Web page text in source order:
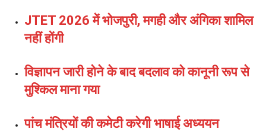
JTET 2026 में भोजपुरी, मगही और अंगिका शामिल
नहीं होंगी
विज्ञापन जारी होने के बाद बदलाव को कानूनी रूप से
मुश्किल माना गया
पांच मंत्रियों की कमेटी करेगी भाषाई अध्ययन